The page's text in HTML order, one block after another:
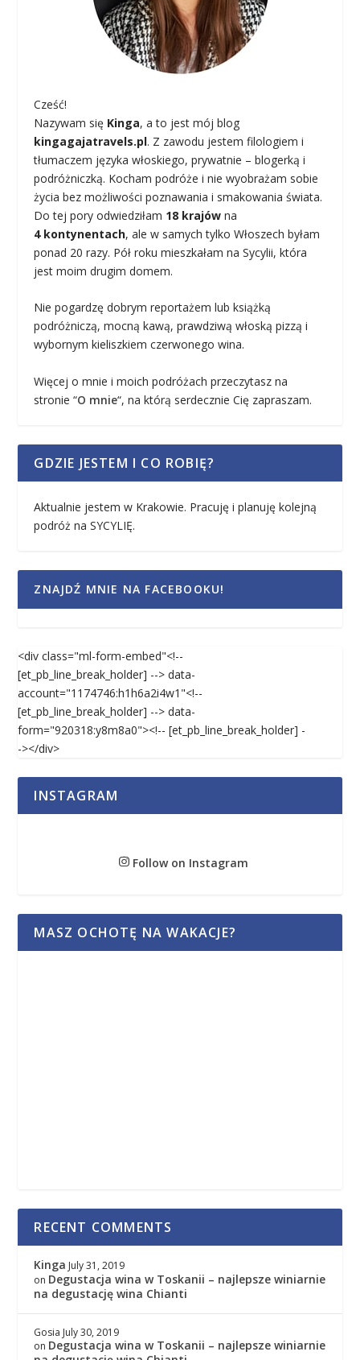
Cześć!
Nazywam się Kinga, a to jest mój blog
kingagajatravels.pl. Z zawodu jestem filologiem i
tłumaczem języka włoskiego, prywatnie – blogerką i
podróżniczką. Kocham podróże i nie wyobrażam sobie
życia bez możliwości poznawania i smakowania świata.
Do tej pory odwiedziłam 18 krajów na
4 kontynentach, ale w samych tylko Włoszech byłam
ponad 20 razy. Pół roku mieszkałam na Sycylii, która
jest moim drugim domem.
Nie pogardzę dobrym reportażem lub książką
podróżniczą, mocną kawą, prawdziwą włoską pizzą i
wybornym kieliszkiem czerwonego wina.
Więcej o mnie i moich podróżach przeczytasz na
stronie “O mnie“, na którą serdecznie Cię zapraszam.
GDZIE JESTEM I CO ROBIĘ?
Aktualnie jestem w Krakowie. Pracuję i planuję kolejną
podróż na SYCYLIĘ.
ZNAJDŹ MNIE NA FACEBOOKU!
<div class="ml-form-embed"<!--
[et_pb_line_break_holder] --> data-
account="1174746:h1h6a2i4w1"<!--
[et_pb_line_break_holder] --> data-
form="920318:y8m8a0"><!-- [et_pb_line_break_holder] -
-></div>
INSTAGRAM
Follow on Instagram
MASZ OCHOTĘ NA WAKACJE?
RECENT COMMENTS
Kinga July 31, 2019
on Degustacja wina w Toskanii – najlepsze winiarnie
na degustację wina Chianti
Gosia July 30, 2019
on Degustacja wina w Toskanii – najlepsze winiarnie